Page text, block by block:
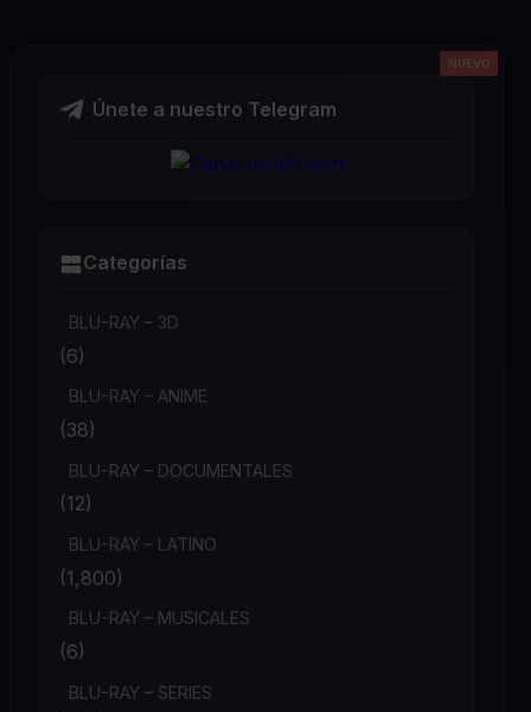
Únete a nuestro Telegram
Categorías
BLU-RAY – 3D
(6)
BLU-RAY – ANIME
(38)
BLU-RAY – DOCUMENTALES
(12)
BLU-RAY – LATINO
(1,800)
BLU-RAY – MUSICALES
(6)
BLU-RAY – SERIES
NUEVO
NUEVO
NUEVO
NUEVO
NUEVO